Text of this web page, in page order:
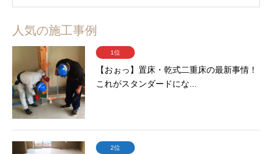
人気の施工事例
1位
【おぉっ】置床・乾式二重床の最新事情！
これがスタンダードにな...
2位